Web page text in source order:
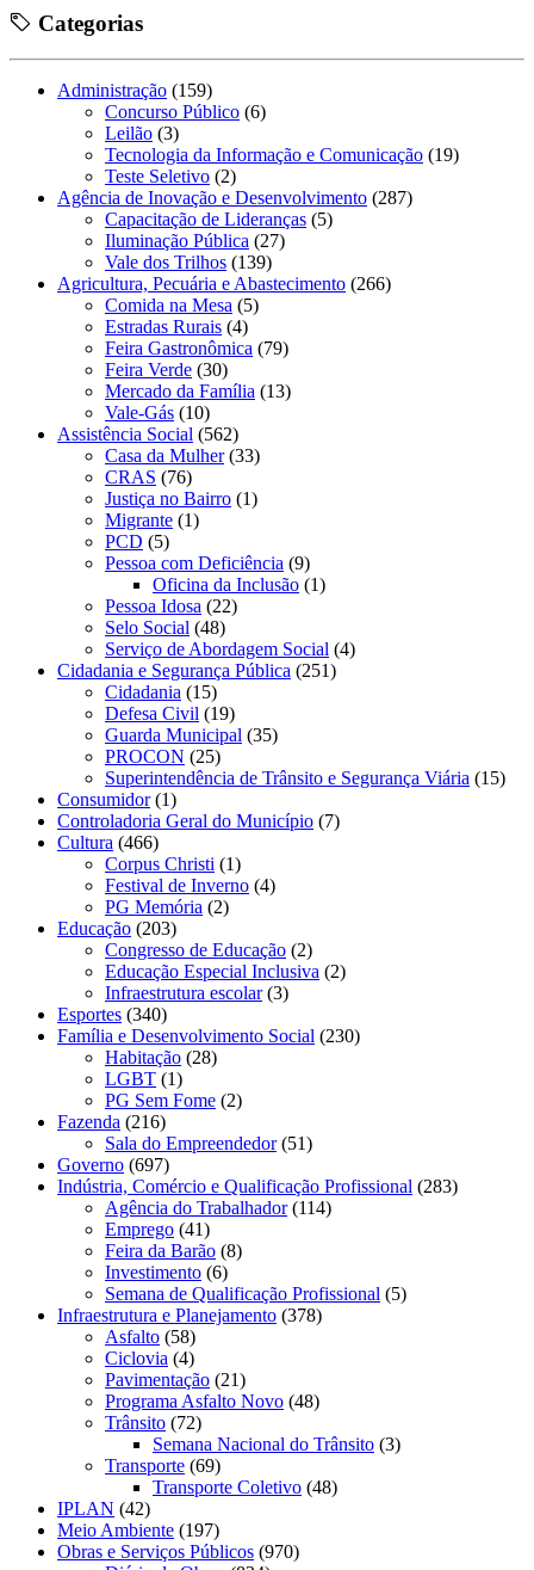
Categorias
Administração (159)
Concurso Público (6)
Leilão (3)
Tecnologia da Informação e Comunicação (19)
Teste Seletivo (2)
Agência de Inovação e Desenvolvimento (287)
Capacitação de Lideranças (5)
Iluminação Pública (27)
Vale dos Trilhos (139)
Agricultura, Pecuária e Abastecimento (266)
Comida na Mesa (5)
Estradas Rurais (4)
Feira Gastronômica (79)
Feira Verde (30)
Mercado da Família (13)
Vale-Gás (10)
Assistência Social (562)
Casa da Mulher(33)
CRAS (76)
Justiça no Bairro (1)
Migrante (1)
PCD (5)
Pessoa com Deficiência (9)
Oficina da Inclusão (1)
Pessoa Idosa (22)
Selo Social (48)
Serviço de Abordagem Social (4)
Cidadania e Segurança Pública (251)
Cidadania (15)
Defesa Civil (19)
Guarda Municipal (35)
PROCON (25)
Superintendência de Trânsito e Segurança Viária (15)
Consumidor(1)
Controladoria Geral do Município (7)
Cultura (466)
Corpus Christi (1)
Festival de Inverno (4)
PG Memória (2)
Educação (203)
Congresso de Educação (2)
Educação Especial Inclusiva (2)
Infraestrutura escolar(3)
Esportes (340)
Família e Desenvolvimento Social (230)
Habitação (28)
LGBT (1)
PG Sem Fome (2)
Fazenda (216)
Sala do Empreendedor(51)
Governo (697)
Indústria, Comércio e Qualificação Profissional (283)
Agência do Trabalhador(114)
Emprego (41)
Feira da Barão (8)
Investimento (6)
Semana de Qualificação Profissional (5)
Infraestrutura e Planejamento (378)
Asfalto (58)
Ciclovia (4)
Pavimentação (21)
Programa Asfalto Novo (48)
Trânsito (72)
Semana Nacional do Trânsito (3)
Transporte (69)
Transporte Coletivo (48)
IPLAN (42)
Meio Ambiente (197)
Obras e Serviços Públicos (970)